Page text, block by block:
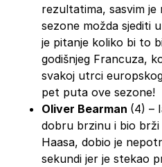
rezultatima, sasvim je
sezone možda sjediti
je pitanje koliko bi to
godišnjeg Francuza,
svakoj utrci
pet puta ove sezone!
Oliver Bearman (4) –
dobru brzinu i bio brži
Haasa, dobio je
sekundi jer je stekao